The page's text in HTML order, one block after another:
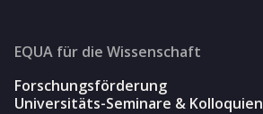
EQUA für die Wissenschaft
Forschungsförderung
Universitäts-Seminare & Kolloquien